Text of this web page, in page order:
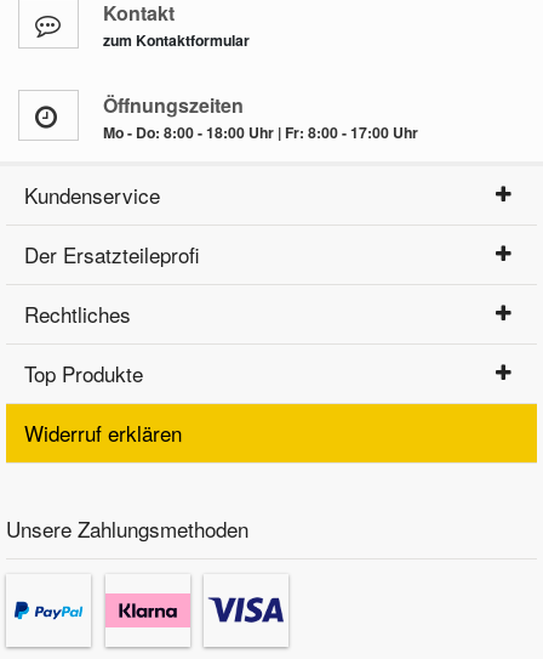
Kontakt
zum Kontaktformular
Öffnungszeiten
Mo - Do: 8:00 - 18:00 Uhr | Fr: 8:00 - 17:00 Uhr
Kundenservice
Der Ersatzteileprofi
Rechtliches
Top Produkte
Widerruf erklären
Unsere Zahlungsmethoden